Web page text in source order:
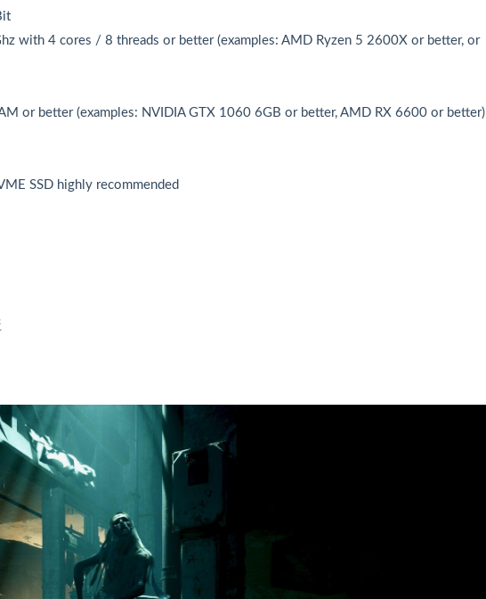
with 4 cores / 8 threads or better (examples: AMD Ryzen 5 2600X or better, or
or better (examples: NVIDIA GTX 1060 6GB or better, AMD RX 6600 or better)
SSD highly recommended